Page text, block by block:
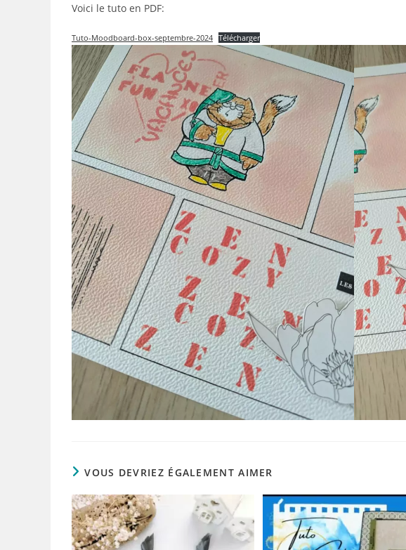
Voici le tuto en PDF:
Tuto-Moodboard-box-septembre-2024 Télécharger
VOUS DEVRIEZ ÉGALEMENT AIMER